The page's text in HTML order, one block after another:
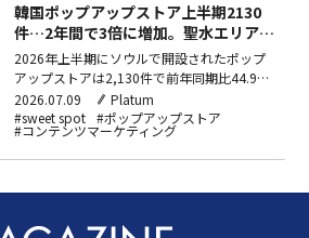
韓国ポップアップストア上半期2130
件…2年間で3倍に増加。聖水エリア外
にも拡大
2026年上半期にソウルで開設されたポップ
アップストアは2,130件で前年同期比44.9%
増、2年間で月平均約3倍に拡大。聖水一極
集中から龍山・松坡など他区への分散が進
み、1週間以内の短期開催や金曜オープンが
主流となっている。
2026.07.09
Platum
#sweet spot #ポップアップストア
#コンテンツマーケティング